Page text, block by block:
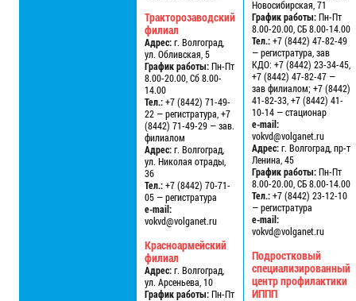
Тракторозаводский
филиал
Адрес:г. Волгоград,
ул. Обливская, 5
График работы:Пн-Пт
8.00-20.00, Сб 8.00-
14.00
Тел.:+7 (8442) 71-49-
22 — регистратура, +7
(8442) 71-49-29 — зав.
филиалом
Адрес:г. Волгоград,
ул. Николая отрады,
36
Тел.:+7 (8442) 70-71-
05 — регистратура
e-mail:
vokvd@volganet.ru
Красноармейский
филиал
Адрес:г. Волгоград,
ул. Арсеньева, 10
График работы:Пн-Пт
Новосибирская, 71
График работы:Пн-Пт
8.00-20.00, СБ 8.00-14.00
Тел.:+7 (8442) 47-82-49
— регистратура, зав
КДО: +7 (8442) 23-34-45,
+7 (8442) 47-82-47 —
зав филиалом; +7 (8442)
41-82-33, +7 (8442) 41-
10-14 — стационар
e-mail:
vokvd@volganet.ru
Адрес:г. Волгоград, пр-т
Ленина, 45
График работы:Пн-Пт
8.00-20.00, СБ 8.00-14.00
Тел.:+7 (8442) 23-12-10
— регистратура
e-mail:
vokvd@volganet.ru
Подростковый
специализированный
центр профилактики
ИППП